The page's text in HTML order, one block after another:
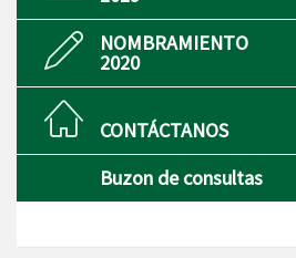
NOMBRAMIENTO
2020
CONTÁCTANOS
Buzon de consultas